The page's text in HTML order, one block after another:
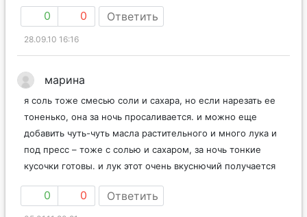
0 0 Ответить
28.09.10 16:16
марина
я соль тоже смесью соли и сахара, но если нарезать ее
тоненько, она за ночь просаливается. и можно еще
добавить чуть-чуть масла растительного и много лука и
под пресс – тоже с солью и сахаром, за ночь тонкие
кусочки готовы. и лук этот очень вкуснючий получается
0 0 Ответить